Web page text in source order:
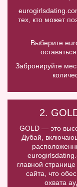
тех, кто может
Выберите
Забронируйте
2.
GOLD — это
Дубай,
главной
сайта, что
охвата